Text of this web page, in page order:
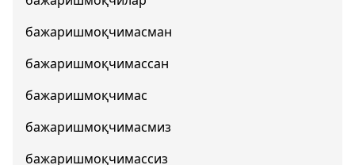
бажаришмоқчимасман
бажаришмоқчимассан
бажаришмоқчимас
бажаришмоқчимасмиз
бажаришмоқчимассиз